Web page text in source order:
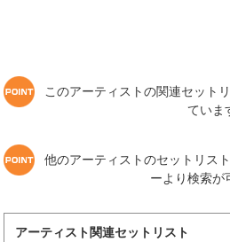
このアーティストの関連セット
ていま
他のアーティストのセットリス
ーより検索が
アーティスト関連セットリスト